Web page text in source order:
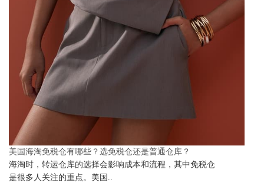
美国海淘免税仓有哪些？选免税仓还是普通仓库？
海淘时，转运仓库的选择会影响成本和流程，其中免税仓
是很多人关注的重点。美国..